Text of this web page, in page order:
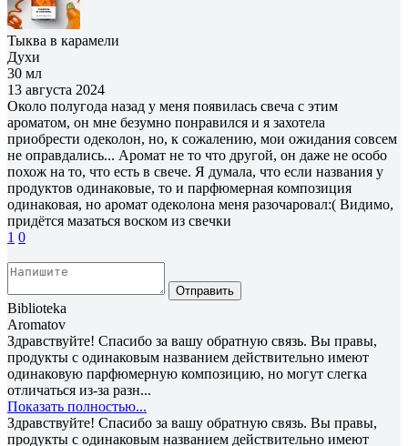
Тыква в карамели
Духи
30 мл
13 августа 2024
Около полугода назад у меня появилась свеча с этим
ароматом, он мне безумно понравился и я захотела
приобрести одеколон, но, к сожалению, мои ожидания совсем
не оправдались... Аромат не то что другой, он даже не особо
похож на то, что есть в свече. Я думала, что если названия у
продуктов одинаковые, то и парфюмерная композиция
одинаковая, но аромат одеколона меня разочаровал:( Видимо,
придётся мазаться воском из свечки
1 0
Отправить
Biblioteka
Aromatov
Здравствуйте! Спасибо за вашу обратную связь. Вы правы,
продукты с одинаковым названием действительно имеют
одинаковую парфюмерную композицию, но могут слегка
отличаться из-за разн...
Показать полностью...
Здравствуйте! Спасибо за вашу обратную связь. Вы правы,
продукты с одинаковым названием действительно имеют